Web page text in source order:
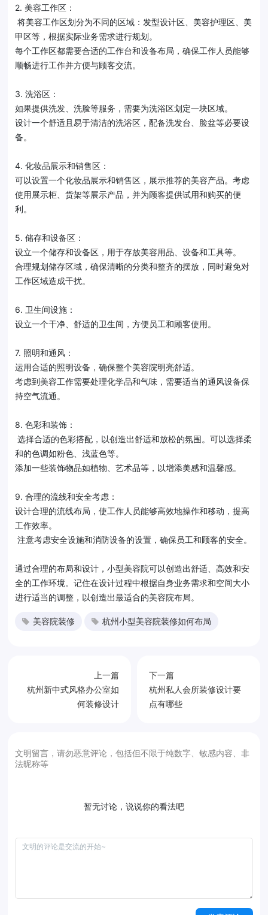
2. 美容工作区：
将美容工作区划分为不同的区域：发型设计区、美容护理区、美
甲区等，根据实际业务需求进行规划。
每个工作区都需要合适的工作台和设备布局，确保工作人员能够
顺畅进行工作并方便与顾客交流。
3. 洗浴区：
如果提供洗发、洗脸等服务，需要为洗浴区划定一块区域。
设计一个舒适且易于清洁的洗浴区，配备洗发台、脸盆等必要设
备。
4. 化妆品展示和销售区：
可以设置一个化妆品展示和销售区，展示推荐的美容产品。考虑
使用展示柜、货架等展示产品，并为顾客提供试用和购买的便
利。
5. 储存和设备区：
设立一个储存和设备区，用于存放美容用品、设备和工具等。
合理规划储存区域，确保清晰的分类和整齐的摆放，同时避免对
工作区域造成干扰。
6. 卫生间设施：
设立一个干净、舒适的卫生间，方便员工和顾客使用。
7. 照明和通风：
运用合适的照明设备，确保整个美容院明亮舒适。
考虑到美容工作需要处理化学品和气味，需要适当的通风设备保
持空气流通。
8. 色彩和装饰：
选择合适的色彩搭配，以创造出舒适和放松的氛围。可以选择柔
和的色调如粉色、浅蓝色等。
添加一些装饰物品如植物、艺术品等，以增添美感和温馨感。
9. 合理的流线和安全考虑：
设计合理的流线布局，使工作人员能够高效地操作和移动，提高
工作效率。
注意考虑安全设施和消防设备的设置，确保员工和顾客的安全。
通过合理的布局和设计，小型美容院可以创造出舒适、高效和安
全的工作环境。记住在设计过程中根据自身业务需求和空间大小
进行适当的调整，以创造出最适合的美容院布局。
美容院装修 杭州小型美容院装修如何布局
上一篇
杭州新中式风格办公室如
何装修设计
下一篇
杭州私人会所装修设计要
点有哪些
文明留言，请勿恶意评论，包括但不限于纯数字、敏感内容、非
法昵称等
暂无讨论，说说你的看法吧